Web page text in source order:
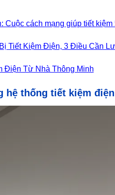
Cuộc cách mạng giúp tiết
Tiết Kiệm Điện, 3 Điều Cần
Điện Từ Nhà Thông Minh
hệ thống tiết kiệm